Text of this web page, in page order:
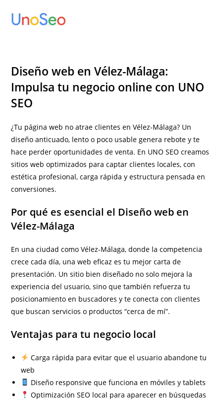
Diseño web en Vélez-Málaga:
Impulsa tu negocio online con UNO
SEO
¿Tu página web no atrae clientes en Vélez-Málaga? Un
diseño anticuado, lento o poco usable genera rebote y te
hace perder oportunidades de venta. En UNO SEO creamos
sitios web optimizados para captar clientes locales, con
estética profesional, carga rápida y estructura pensada en
conversiones.
Por qué es esencial el Diseño web en
Vélez-Málaga
En una ciudad como Vélez-Málaga, donde la competencia
crece cada día, una web eficaz es tu mejor carta de
presentación. Un sitio bien diseñado no solo mejora la
experiencia del usuario, sino que también refuerza tu
posicionamiento en buscadores y te conecta con clientes
que buscan servicios o productos “cerca de mí”.
Ventajas para tu negocio local
Carga rápida para evitar que el usuario abandone tu
web
Diseño responsive que funciona en móviles y tablets
Optimización SEO local para aparecer en búsquedas